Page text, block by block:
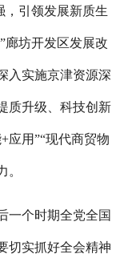
引领发展新质生
廊坊开发区发展改
入实施京津资源深
质升级、科技创新
应用”“现代商贸物
。
个时期全党全国
切实抓好全会精神